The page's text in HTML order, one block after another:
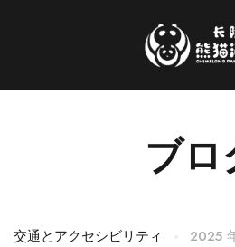
ブロ
交通とアクセシビリティ 2025